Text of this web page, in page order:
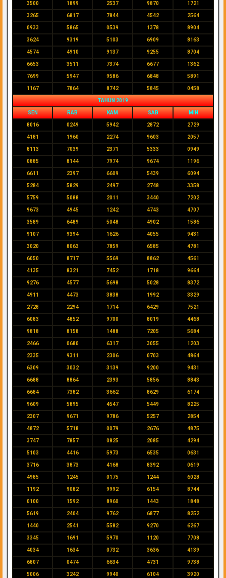
3500 1899 2537 9870 1721
3265 6817 7844 4542 2564
0933 5865 0539 1378 8904
3624 9319 5103 6909 8163
4574 4910 9137 9255 8704
6653 3511 7374 6677 1362
7699 5947 9586 6848 5891
1167 7864 8742 5845 0458
TAHUN 2019
SEN RAB KAM SAB MIN
8016 0249 5942 2872 2729
4181 1960 2274 9603 2057
8113 7039 2371 5333 0949
0885 8144 7974 9674 1196
6611 2397 6609 5439 6094
5284 5829 2497 2748 3358
5759 5088 2011 3440 7202
9673 4945 1242 4743 4707
3589 6489 5048 4902 1586
9107 9394 1626 4055 9431
3020 8063 7859 6585 4781
6050 8717 5569 8862 4561
4135 8321 7452 1718 9664
9276 4577 5698 5028 8372
4911 4473 3838 1992 3329
2728 2294 1714 6429 7521
6083 4852 9700 8019 4468
9818 8158 1488 7205 5684
2466 0680 6317 3055 1203
2335 9311 2306 0703 4864
6309 3032 3139 9200 9431
6688 8864 2393 5856 8843
6684 7382 3662 8629 6174
9609 5895 4547 5449 8225
2307 9671 9786 5257 2854
4872 5718 0079 2676 4875
3747 7857 0825 2085 4294
5103 4416 5973 6535 0631
3716 3873 4168 8392 0619
4985 1245 0175 1244 6028
1192 9082 9992 6154 8744
0100 1592 8960 1443 1848
5619 2404 9762 6877 8252
1440 2541 5582 9270 6267
3345 1691 5970 1120 7708
4034 1634 0732 3636 4139
6807 0474 6634 4731 9738
5006 3242 9940 6104 3920